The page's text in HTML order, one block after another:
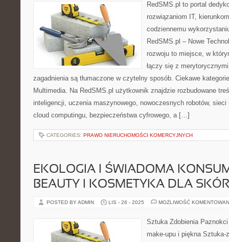
RedSMS.pl to portal
rozwiązaniom IT,
codziennemu
RedSMS.pl – Nowe
rozwoju to miejsce, w
łączy się z
zagadnienia są tłumaczone w czytelny sposób. Ciekawe
Multimedia. Na RedSMS.pl użytkownik znajdzie rozbudowane
inteligencji, uczenia maszynowego, nowoczesnych robotów, sieci
cloud computingu, bezpieczeństwa cyfrowego, a […]
CATEGORIES: PRAWO NIERUCHOMOŚCI KOMERCYJNYCH
EKOLOGIA I ŚWIADOMA
BEAUTY I KOSMETYKA DLA
POSTED BY ADMIN LIS - 26 - 2025 MOŻLIWOŚĆ
Sztuka Zdobienia
make-upu i piękna Sztuka-